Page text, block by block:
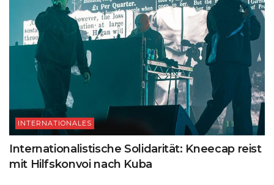
INTERNATIONALES
Internationalistische Solidarität: Kneecap reist
mit Hilfskonvoi nach Kuba